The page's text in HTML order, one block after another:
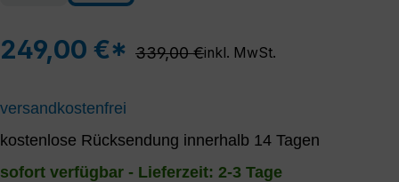
249,00 €* Regulärer Preis:
339,00 €inkl. MwSt.
versandkostenfrei
kostenlose Rücksendung innerhalb 14 Tagen
sofort verfügbar - Lieferzeit: 2-3 Tage